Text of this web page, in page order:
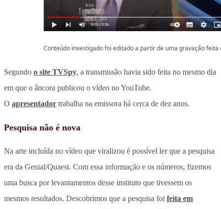
Conteúdo investigado foi editado a partir de uma gravação feita
Segundo o site TVSpy, a transmissão havia sido feita no mesmo dia
em que o âncora publicou o vídeo no YouTube.
O apresentador trabalha na emissora há cerca de dez anos.
Pesquisa não é nova
Na arte incluída no vídeo que viralizou é possível ler que a pesquisa
era da Genial/Quaest. Com essa informação e os números, fizemos
uma busca por levantamentos desse instituto que tivessem os
mesmos resultados. Descobrimos que a pesquisa foi feita em